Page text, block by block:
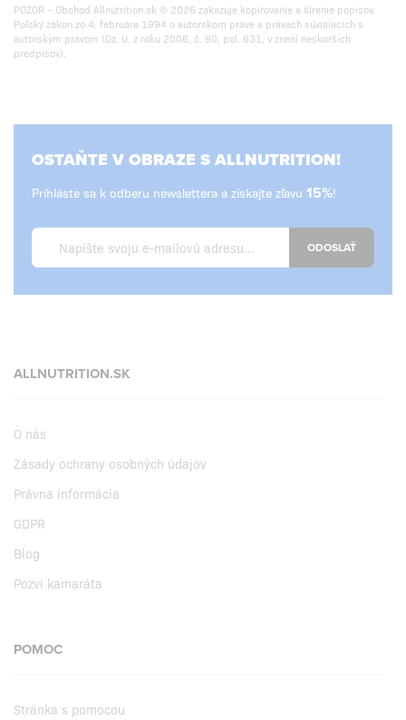
POZOR – Obchod Allnutrition.sk © 2026 zakazuje kopírovanie a šírenie popisov.
Poľský zákon zo 4. februára 1994 o autorskom práve a právach súvisiacich s
autorským právom (Dz. U. z roku 2006, č. 90, pol. 631, v znení neskorších
predpisov).
OSTAŇTE V OBRAZE S ALLNUTRITION!
Prihláste sa k odberu newslettera a získajte zľavu 15%!
ODOSLAŤ
ALLNUTRITION.SK
O nás
Zásady ochrany osobných údajov
Právna informácia
GDPR
Blog
Pozvi kamaráta
POMOC
Stránka s pomocou